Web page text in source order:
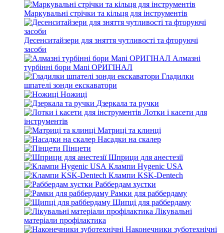
Маркувальні стрічки та кільця для інструментів
Десенситайзери для зняття чутливості та фторуючі
засоби
Алмазні
турбінні бори Mani ОРИГІНАЛ
Гладилки
шпателі зонди екскаватори
Ножиці
Дзеркала та ручки
Лотки і касети для
інструментів
Матриці та клинці
Насадки на скалер
Пінцети
Шприци для анестезії
Клампи Hygenic USA
Клампи KSK-Dentech
Раббердам хустки
Рамки для раббердаму
Щипці для раббердаму
Лікувальні
матеріали профілактика
Наконечники зуботехнічні